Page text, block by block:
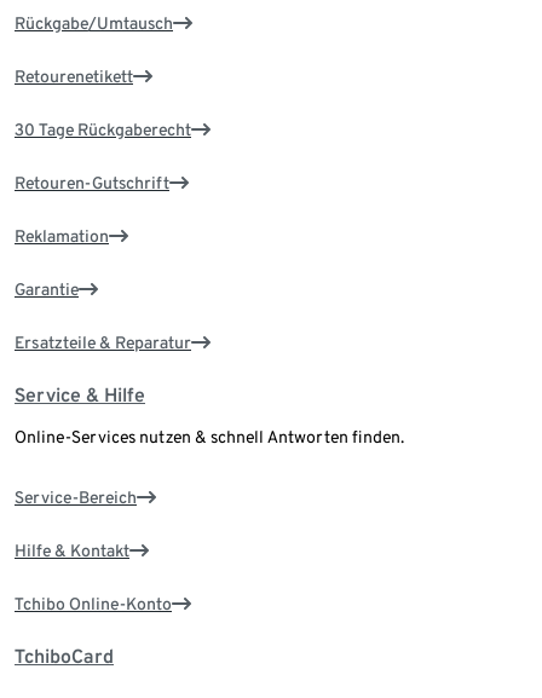
Rückgabe/Umtausch
Retourenetikett
30 Tage Rückgaberecht
Retouren-Gutschrift
Reklamation
Garantie
Ersatzteile & Reparatur
Service & Hilfe
Online-Services nutzen & schnell Antworten finden.
Service-Bereich
Hilfe & Kontakt
Tchibo Online-Konto
TchiboCard